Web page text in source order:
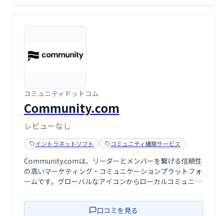
コミュニティドットコム
Community.com
レビューなし
イントラネットソフト コミュニティ構築サービス
Community.comは、リーダーとメンバーを繋げる信頼性
の高いマーケティング・コミュニケーションプラットフォ
ームです。グローバルなアイコンからローカルコミュニテ
バーとの会話を促進、売上や収益の向上に繋げます。アク
ションを起こし、結果を生み出す …
口コミを見る